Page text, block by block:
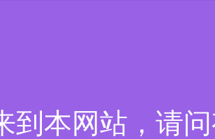
到本网站，请